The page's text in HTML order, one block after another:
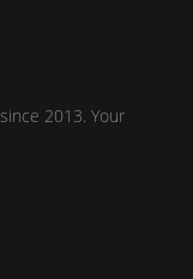
2013. Your